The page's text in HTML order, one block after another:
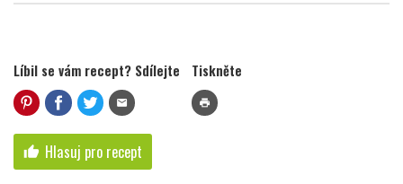
Líbil se vám recept? Sdílejte
mail
Tiskněte
print
thumb_up Hlasuj pro recept